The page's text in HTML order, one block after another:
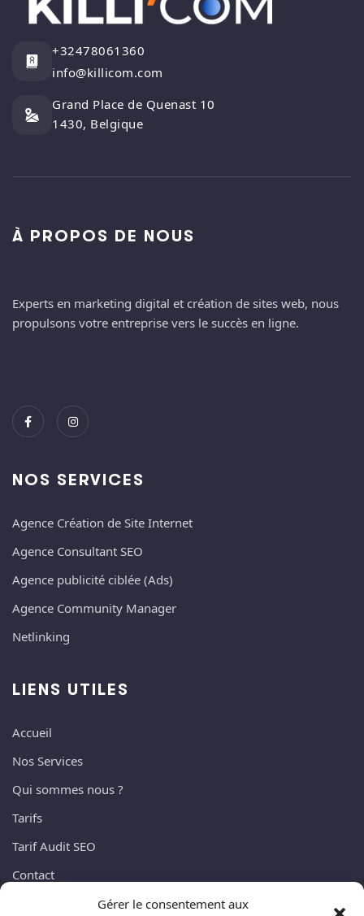
Gérer le consentement aux
+32478061360
info@killicom.com
Grand Place de Quenast 10
1430, Belgique
À PROPOS DE NOUS
Experts en marketing digital et création de sites web, nous
propulsons votre entreprise vers le succès en ligne.
NOS SERVICES
Agence Création de Site Internet
Agence Consultant SEO
Agence publicité ciblée (Ads)
Agence Community Manager
Netlinking
LIENS UTILES
Accueil
Nos Services
Qui sommes nous ?
Tarifs
Tarif Audit SEO
Contact